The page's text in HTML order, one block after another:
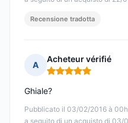
Recensione tradotta
A
Acheteur vérifié
Nota: 5 su 5
Pubblicato il 03/02/2016 à
a seguito di un acquisto di 03/
Ghiale?